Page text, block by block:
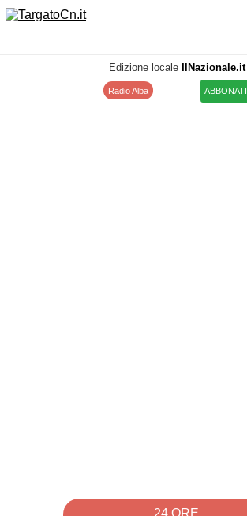
Edizione locale IlNazionale.it
Radio Alba ABBONATI
24 ORE